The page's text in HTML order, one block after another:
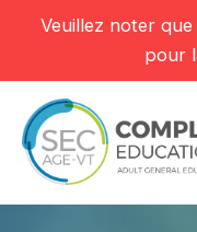
Veuillez noter
pour
contenu